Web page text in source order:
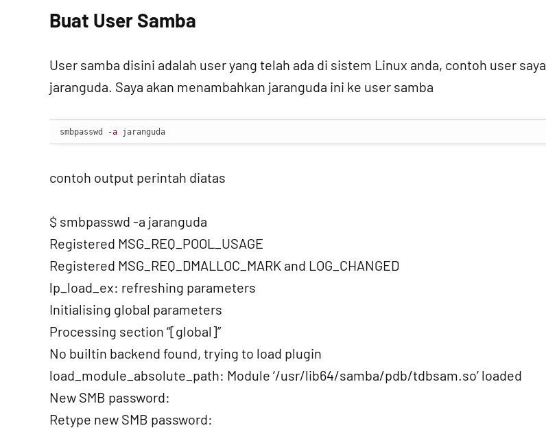
Buat User Samba
User samba disini adalah user yang telah ada di sistem Linux anda, contoh user saya
jaranguda. Saya akan menambahkan jaranguda ini ke user samba
smbpasswd -a jaranguda
contoh output perintah diatas
$ smbpasswd -a jaranguda
Registered MSG_REQ_POOL_USAGE
Registered MSG_REQ_DMALLOC_MARK and LOG_CHANGED
lp_load_ex: refreshing parameters
Initialising global parameters
Processing section “[global]”
No builtin backend found, trying to load plugin
load_module_absolute_path: Module ‘/usr/lib64/samba/pdb/tdbsam.so’ loaded
New SMB password:
Retype new SMB password: